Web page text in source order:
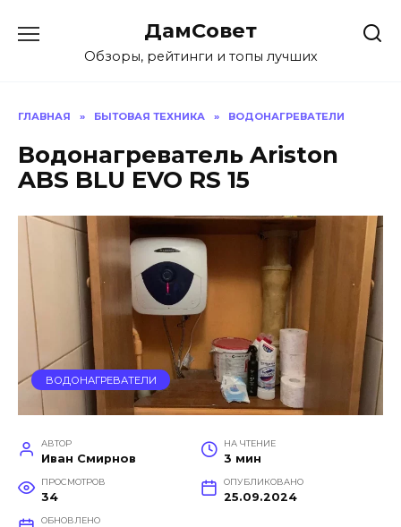
содержанию
ДамСовет
Обзоры, рейтинги и топы лучших
ГЛАВНАЯ » БЫТОВАЯ ТЕХНИКА » ВОДОНАГРЕВАТЕЛИ
Водонагреватель Ariston
ABS BLU EVO RS 15
ВОДОНАГРЕВАТЕЛИ
АВТОР
Иван Смирнов
НА ЧТЕНИЕ
3 мин
ПРОСМОТРОВ
34
ОПУБЛИКОВАНО
25.09.2024
ОБНОВЛЕНО